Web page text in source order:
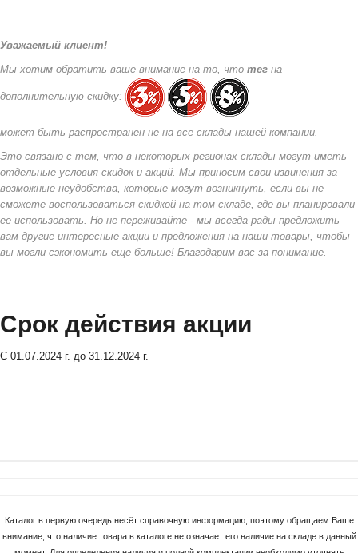
Уважаемый клиент!
Мы хотим обратить ваше внимание на то, что тег на
дополнительную скидку:
может быть распространен не на все склады нашей компании.
Это связано с тем, что в некоторых регионах склады могут иметь
отдельные условия скидок и акций. Мы приносим свои извинения за
возможные неудобства, которые могут возникнуть, если вы не
сможете воспользоваться скидкой на том складе, где вы планировали
ее использовать. Но не переживайте - мы всегда рады предложить
вам другие интересные акции и предложения на наши товары, чтобы
вы могли сэкономить еще больше! Благодарим вас за понимание.
Срок действия акции
С 01.07.2024 г. до 31.12.2024 г.
Каталог в первую очередь несёт справочную информацию, поэтому обращаем Ваше
внимание, что наличие товара в каталоге не означает его наличие на складе в данный